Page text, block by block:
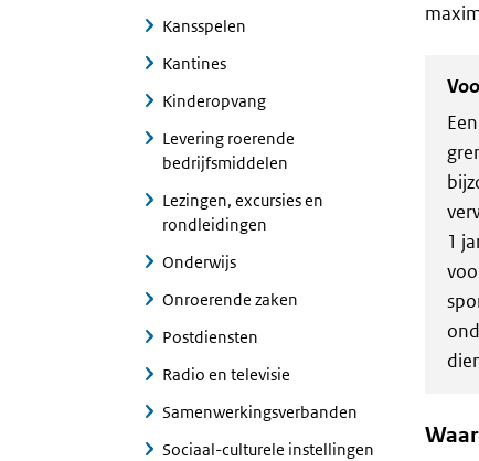
Kansspelen
Kantines
Kinderopvang
Levering roerende
bedrijfsmiddelen
Lezingen, excursies en
rondleidingen
Onderwijs
Onroerende zaken
Postdiensten
Radio en televisie
Samenwerkingsverbanden
Sociaal-culturele instellingen
1